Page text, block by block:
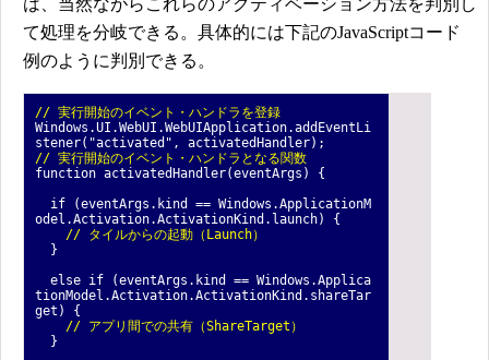
て処理を分岐できる。具体的には下記のJavaScriptコード
例のように判別できる。
// 実行開始のイベント・ハンドラを登録
Windows.UI.WebUI.WebUIApplication.addEventLi
stener("activated", activatedHandler);
// 実行開始のイベント・ハンドラとなる関数
function activatedHandler(eventArgs) {
if (eventArgs.kind == Windows.ApplicationM
odel.Activation.ActivationKind.launch) {
// タイルからの起動（Launch）
}
else if (eventArgs.kind == Windows.Applica
tionModel.Activation.ActivationKind.shareTar
get) {
// アプリ間での共有（ShareTarget）
}